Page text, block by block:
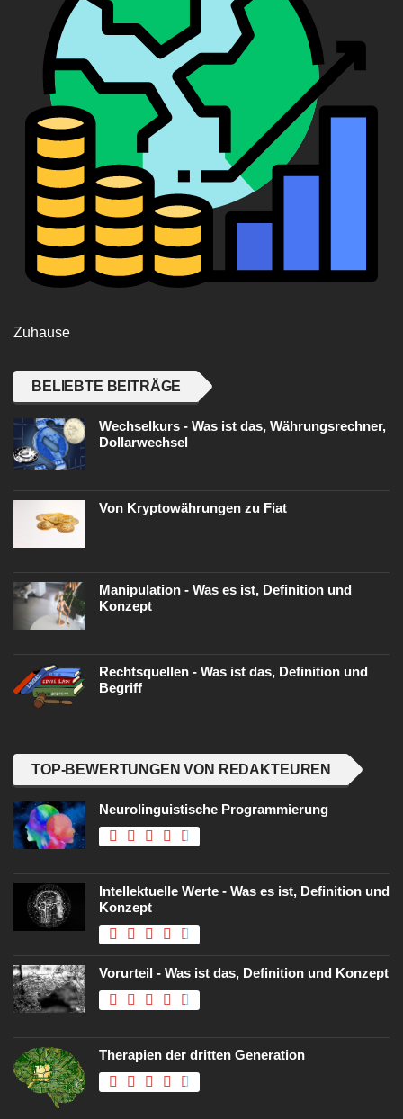
Zuhause
BELIEBTE BEITRÄGE
Wechselkurs - Was ist das, Währungsrechner,
Dollarwechsel
Von Kryptowährungen zu Fiat
Manipulation - Was es ist, Definition und
Konzept
Rechtsquellen - Was ist das, Definition und
Begriff
TOP-BEWERTUNGEN VON REDAKTEUREN
Neurolinguistische Programmierung
Intellektuelle Werte - Was es ist, Definition und
Konzept
Vorurteil - Was ist das, Definition und Konzept
Therapien der dritten Generation